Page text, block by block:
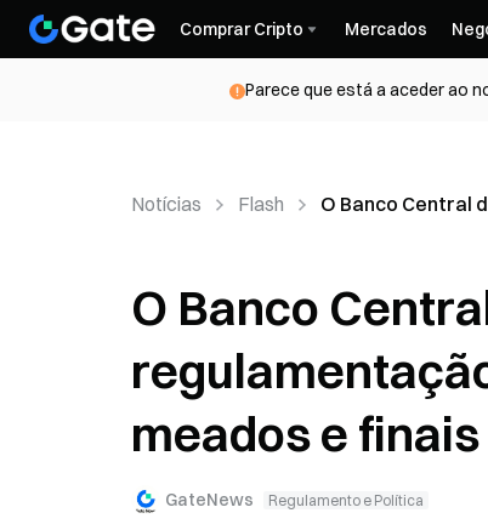
Comprar Cripto Mercados
Parece que está a aceder ao
Notícias Flash O Banco Central
O Banco
meados e
GateNews Regulamento e Política